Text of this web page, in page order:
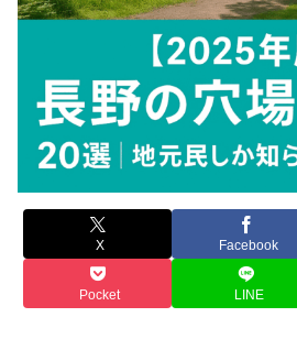
X Facebook
Pocket LINE